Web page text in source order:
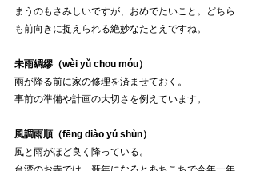
まうのもさみしいですが、おめでたいこと。どちら
も前向きに捉えられる絶妙なたとえですね。
未雨綢繆（wèi yǔ chou móu）
雨が降る前に家の修理を済ませておく。
事前の準備や計画の大切さを例えています。
風調雨順（fēng diào yǔ shùn）
風と雨がほど良く降っている。